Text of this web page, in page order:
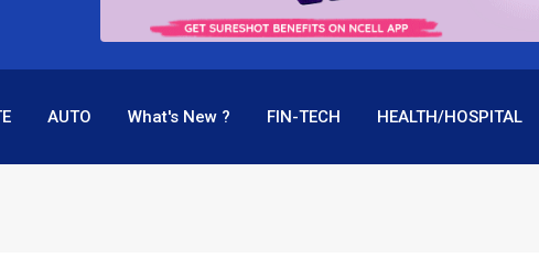
AUTO What's New ? FIN-TECH HEALTH/HOSPITAL